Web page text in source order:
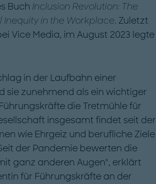
Buch Inclusion Revolu­tion: The
Inequity in the Work­place. Zuletzt
­Vice Media, im August 2023 legte
in der Laufbahn einer
sie zunehmend als ein wichtiger
die Tretmühle für
insgesamt findet seit der
wie Ehrgeiz und berufliche Ziele
der Pandemie bewerten die
ganz anderen Augen", erklärt
für Führungskräfte an der